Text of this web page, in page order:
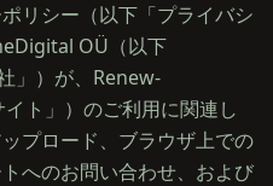
リシー（以下「プライバシ
OÜ（以下
」）が、Renew-
ト」）のご利用に関連し
プロード、ブラウザ上での
へのお問い合わせ、および